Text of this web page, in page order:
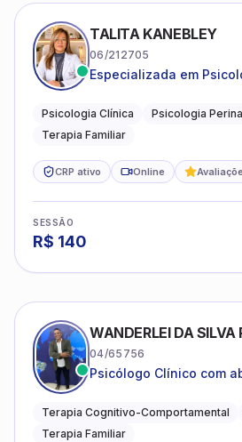
TALITA KANEBLEY
06/212705
Especializada em
famílias
Psicologia Clínica
Psicologia
Terapia Familiar
CRP ativo Online
SESSÃO
R$ 140
WANDERLEI DA SILVA
04/65756
Psicólogo Clínico com
sistêmica
Terapia Cognitivo-Comportamental
Terapia Familiar